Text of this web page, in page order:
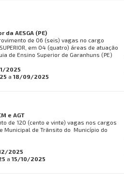
AESGA (PE)
de 06 (seis) vagas no cargo
SUPERIOR, em 04 (quatro) áreas de atuação
de Ensino Superior de Garanhuns (PE)
2025
a 18/09/2025
e AGT
de 120 (cento e vinte) vagas nos cargos
Municipal de Trânsito do Município do
2025
a 15/10/2025